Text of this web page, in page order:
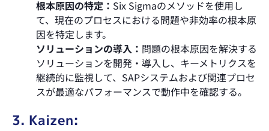
根本原因の特定： Six Sigmaのメソッドを使用し
て、現在のプロセスにおける問題や非効率の根本原
因を特定します。
ソリューションの導入： 問題の根本原因を解決する
ソリューションを開発・導入し、キーメトリクスを
継続的に監視して、SAPシステムおよび関連プロセ
スが最適なパフォーマンスで動作中を確認する。
3. Kaizen: